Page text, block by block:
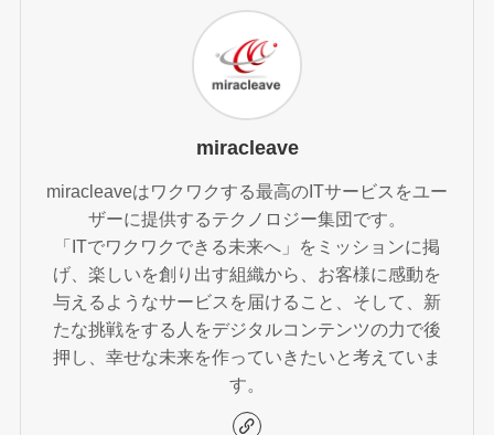
miracleave
miracleaveはワクワクする最高のITサービスをユー
ザーに提供するテクノロジー集団です。
「ITでワクワクできる未来へ」をミッションに掲
げ、楽しいを創り出す組織から、お客様に感動を
与えるようなサービスを届けること、そして、新
たな挑戦をする人をデジタルコンテンツの力で後
押し、幸せな未来を作っていきたいと考えていま
す。